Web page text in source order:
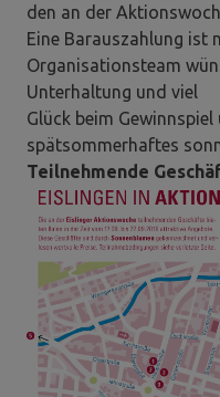
den an der
Eine Barauszahlung ist
Organisationsteam
Unterhaltung und viel
Glück beim
spätsommerhaftes
Teilnehmende